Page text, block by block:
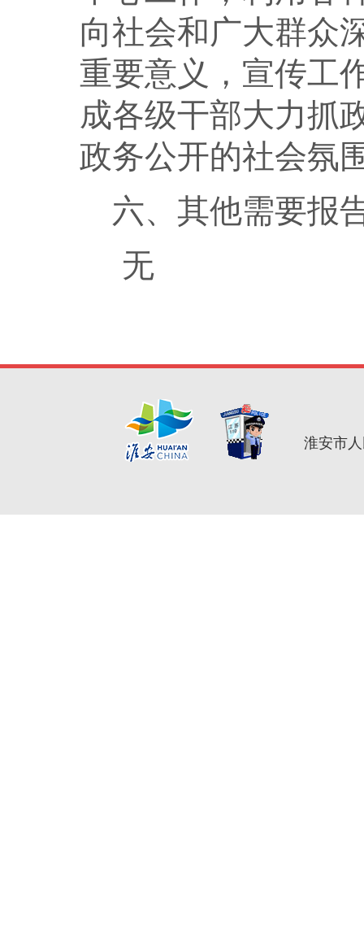
向社会和广大群众
重要意义，宣传工
成各级干部大力抓
政务公开的社会氛
六、其他需要报
无
淮安市